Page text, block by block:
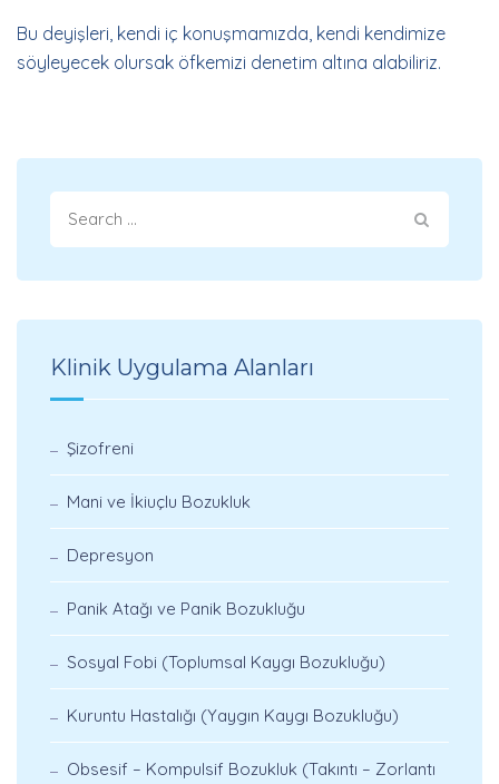
Bu deyişleri, kendi iç konuşmamızda, kendi kendimize
söyleyecek olursak öfkemizi denetim altına alabiliriz.
Klinik Uygulama Alanları
Şizofreni
Mani ve İkiuçlu Bozukluk
Depresyon
Panik Atağı ve Panik Bozukluğu
Sosyal Fobi (Toplumsal Kaygı Bozukluğu)
Kuruntu Hastalığı (Yaygın Kaygı Bozukluğu)
Obsesif – Kompulsif Bozukluk (Takıntı – Zorlantı